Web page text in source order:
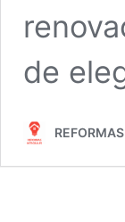
de